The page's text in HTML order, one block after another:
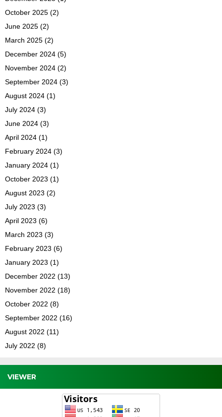
October 2025 (2)
June 2025 (2)
March 2025 (2)
December 2024 (5)
November 2024 (2)
September 2024 (3)
August 2024 (1)
July 2024 (3)
June 2024 (3)
April 2024 (1)
February 2024 (3)
January 2024 (1)
October 2023 (1)
August 2023 (2)
July 2023 (3)
April 2023 (6)
March 2023 (3)
February 2023 (6)
January 2023 (1)
December 2022 (13)
November 2022 (18)
October 2022 (8)
September 2022 (16)
August 2022 (11)
July 2022 (8)
VIEWER